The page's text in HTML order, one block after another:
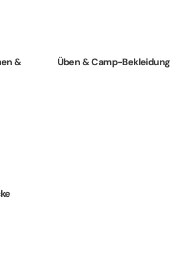
& Üben & Camp-Bekleidung